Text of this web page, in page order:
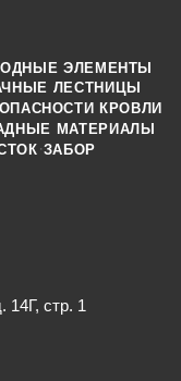
14Г, стр. 1
ЭЛЕМЕНТЫ
ЛЕСТНИЦЫ
КРОВЛИ
МАТЕРИАЛЫ
·ЗАБОР